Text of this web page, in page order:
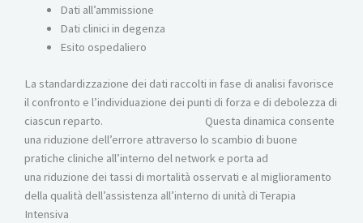
Dati all’ammissione
Dati clinici in degenza
Esito ospedaliero
La standardizzazione dei dati raccolti in fase di analisi favorisce
il confronto e l’individuazione dei punti di forza e di debolezza di
ciascun reparto. Questa dinamica consente
una riduzione dell’errore attraverso lo scambio di buone
pratiche cliniche all’interno del network e porta ad
una riduzione dei tassi di mortalità osservati e al miglioramento
della qualità dell’assistenza all’interno di unità di Terapia
Intensiva